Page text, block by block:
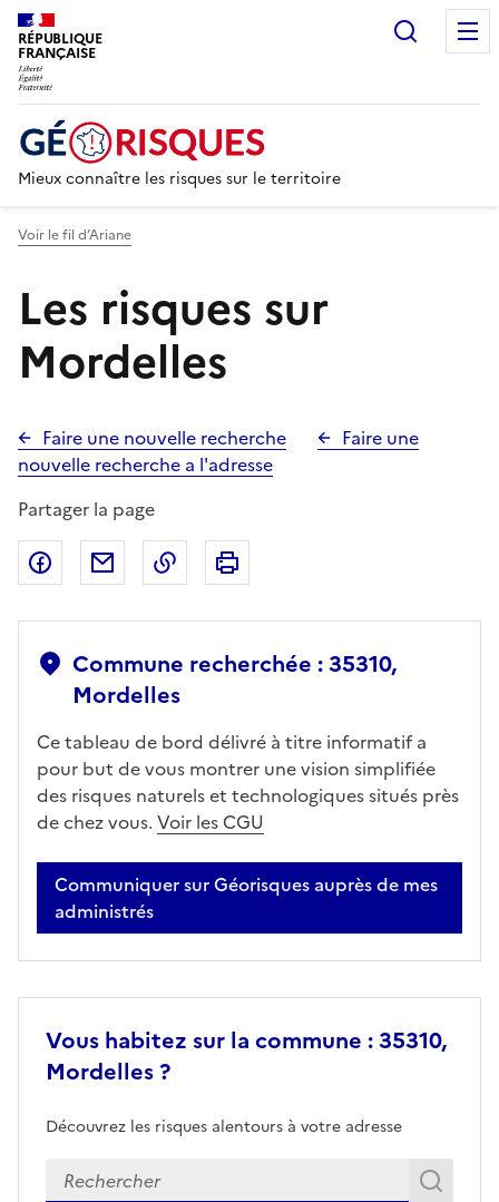
RÉPUBLIQUE
FRANÇAISE
Mieux connaître les risques sur le territoire
Voir le fil d’Ariane
Les risques sur
Mordelles
Faire une nouvelle recherche
Faire une
nouvelle recherche a l'adresse
Partager la page
Partager sur Facebook
Partager par emailCopier dans le presse-papier
Commune recherchée : 35310,
Mordelles
Ce tableau de bord délivré à titre informatif a
pour but de vous montrer une vision simplifiée
des risques naturels et technologiques situés près
de chez vous. Voir les CGU
Communiquer sur Géorisques auprès de mes
administrés
Vous habitez sur la commune : 35310,
Mordelles ?
Découvrez les risques alentours à votre adresse
Veuillez renseigner votre adresse exacte